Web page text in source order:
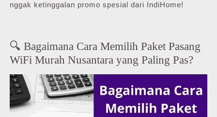
nggak ketinggalan promo spesial dari IndiHome!
🔍 Bagaimana Cara Memilih Paket Pasang
WiFi Murah Nusantara yang Paling Pas?